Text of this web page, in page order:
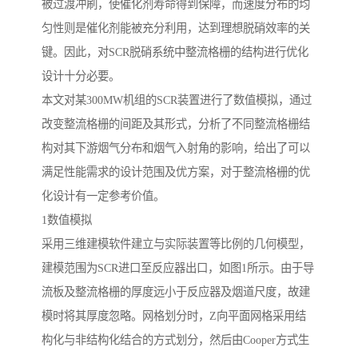
被过渡冲刷，使催化剂寿命得到保障，而速度分布的均
匀性则是催化剂能被充分利用，达到理想脱硝效率的关
键。因此，对SCR脱硝系统中整流格栅的结构进行优化
设计十分必要。
本文对某300MW机组的SCR装置进行了数值模拟，通过
改变整流格栅的间距及其形式，分析了不同整流格栅结
构对其下游烟气分布和烟气入射角的影响，给出了可以
满足性能需求的设计范围及优方案，对于整流格栅的优
化设计有一定参考价值。
1数值模拟
采用三维建模软件建立与实际装置等比例的几何模型，
建模范围为SCR进口至反应器出口，如图1所示。由于导
流板及整流格栅的厚度远小于反应器及烟道尺度，故建
模时将其厚度忽略。网格划分时，Z向平面网格采用结
构化与非结构化结合的方式划分，然后由Cooper方式生